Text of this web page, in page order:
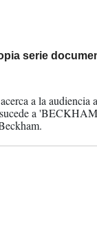
serie
a la audiencia
a